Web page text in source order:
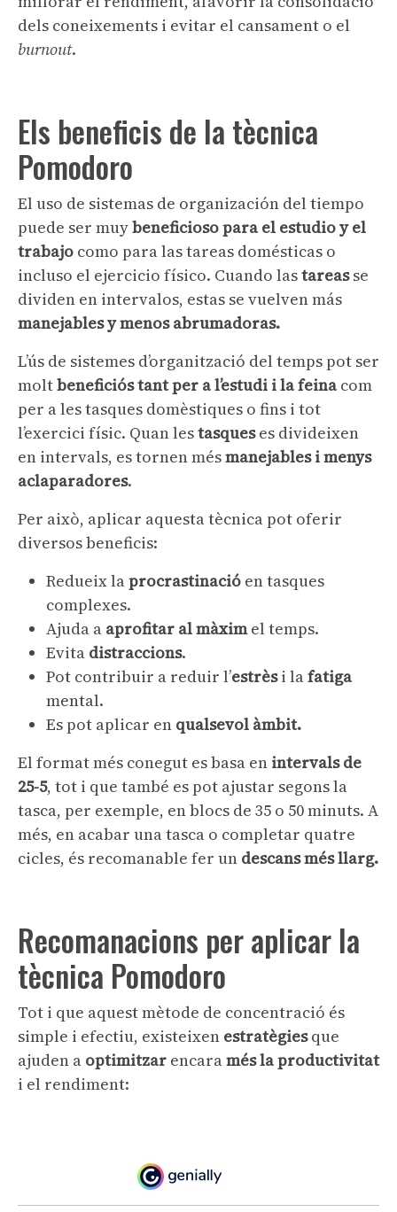
dels coneixements i evitar el cansament o el
burnout.
Els beneficis de la tècnica
Pomodoro
El uso de sistemas de organización del tiempo
puede ser muybeneficioso para el estudio y el
trabajo como para las tareas domésticas o
incluso el ejercicio físico. Cuando lastareasse
dividen en intervalos, estas se vuelven más
manejables y menos abrumadoras.
L’ús de sistemes d’organització del temps pot ser
moltbeneficiós tant per a l’estudi i la feina com
per a les tasques domèstiques o fins i tot
l’exercici físic. Quan lestasqueses divideixen
en intervals, es tornen mésmanejables i menys
aclaparadores.
Per això, aplicar aquesta tècnica pot oferir
diversos beneficis:
Redueix laprocrastinació en tasques
complexes.
Ajuda a aprofitar al màximel temps.
Evita distraccions.
Pot contribuir a reduir l’estrèsi lafatiga
mental.
Es pot aplicar en qualsevol àmbit.
El format més conegut es basa en intervals de
25-5, tot i que també es pot ajustar segons la
tasca, per exemple, en blocs de 35 o 50 minuts. A
més, en acabar una tasca o completar quatre
cicles, és recomanable fer un descans més llarg.
Recomanacions per aplicar la
tècnica Pomodoro
Tot i que aquest mètode de concentració és
simple i efectiu, existeixen estratègiesque
ajuden a optimitzar encaramés la productivitat
i el rendiment: